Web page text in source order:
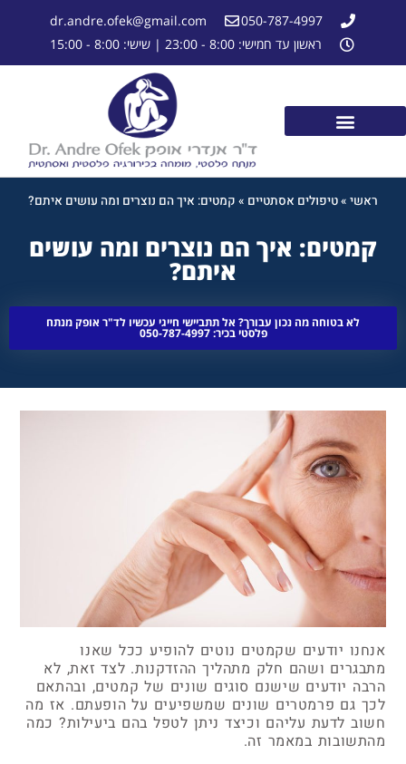
050-787-4997
dr.andre.ofek@gmail.com
ראשון עד חמישי: 8:00 - 23:00 | שישי: 8:00 - 15:00
ראשי »טיפולים אסתטיים » קמטים: איך הם נוצרים ומה עושים איתם?
קמטים: איך הם נוצרים ומה עושים
איתם?
לא בטוחה מה נכון עבורך? אל תתביישי חייגי עכשיו לד"ר אופק מנתח
פלסטי בכיר: 050-787-4997
אנחנו יודעים שקמטים נוטים להופיע ככל שאנו
מתבגרים ושהם חלק מתהליך ההזדקנות. לצד זאת, לא
הרבה יודעים שישנם סוגים שונים של קמטים, ובהתאם
לכך גם פרמטרים שונים שמשפיעים על הופעתם. אז מה
חשוב לדעת עליהם וכיצד ניתן לטפל בהם ביעילות? כמה
מהתשובות במאמר זה.